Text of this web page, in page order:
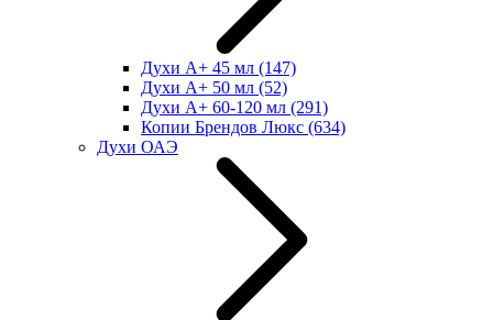
Духи А+ 45 мл (147)
Духи А+ 50 мл (52)
Духи А+ 60-120 мл (291)
Копии Брендов Люкс (634)
Духи ОАЭ